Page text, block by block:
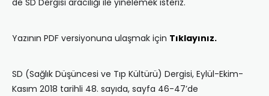
de SD Dergisi aracılığı ile yinelemek isteriz.
Yazının PDF versiyonuna ulaşmak için Tıklayınız.
SD (Sağlık Düşüncesi ve Tıp Kültürü) Dergisi, Eylül-Ekim-
Kasım 2018 tarihli 48. sayıda, sayfa 46-47’de